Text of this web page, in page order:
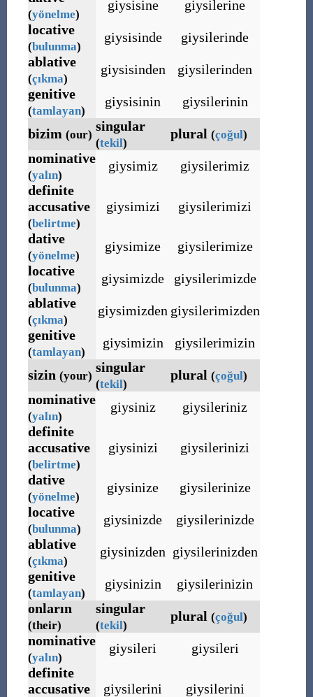
(yönelme)
giysisine
giysilerine
locative
(bulunma)
giysisinde
giysilerinde
ablative
(çıkma)
giysisinden
giysilerinden
genitive
(tamlayan)
giysisinin giysilerinin
bizim (our)
singular
(tekil)
plural (çoğul)
nominative
(yalın)
giysimiz
giysilerimiz
definite
accusative
(belirtme)
giysimizi giysilerimizi
dative
(yönelme)
giysimize
giysilerimize
locative
(bulunma)
giysimizde
giysilerimizde
ablative
(çıkma)
giysimizden giysilerimizden
genitive
(tamlayan)
giysimizin giysilerimizin
sizin (your)
singular
(tekil)
plural (çoğul)
nominative
(yalın)
giysiniz
giysileriniz
definite
accusative
(belirtme)
giysinizi giysilerinizi
dative
(yönelme)
giysinize
giysilerinize
locative
(bulunma)
giysinizde
giysilerinizde
ablative
(çıkma)
giysinizden giysilerinizden
genitive
(tamlayan)
giysinizin
giysilerinizin
onların
(their)
singular
(tekil)
plural (çoğul)
nominative
(yalın)
giysileri
giysileri
definite
accusative
giysilerini giysilerini